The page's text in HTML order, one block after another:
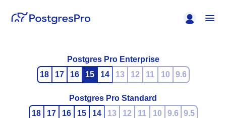
Postgres Pro Enterprise
18
17 16 15 14 13 12 11 10 9.6
Postgres Pro Standard
18
17 16 15 14 13 12 11 10 9.6 9.5